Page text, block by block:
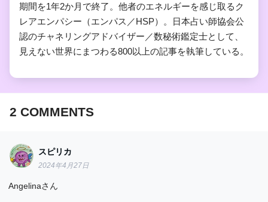
期間を1年2か月で終了。他者のエネルギーを感じ取るク
レアエンパシー（エンパス／HSP）。日本占い師協会公
認のチャネリングアドバイザー／数秘術鑑定士として、
見えない世界にまつわる800以上の記事を執筆している。
2 COMMENTS
スピリカ
2024年4月27日
Angelinaさん